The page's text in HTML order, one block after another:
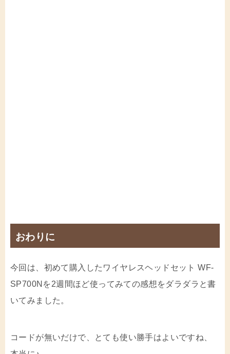
おわりに
今回は、初めて購入したワイヤレスヘッドセット WF-
SP700Nを2週間ほど使ってみての感想をダラダラと書
いてみました。
コードが無いだけで、とても使い勝手はよいですね、